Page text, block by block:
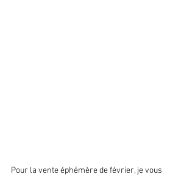
Pour la vente éphémère de février, je vous